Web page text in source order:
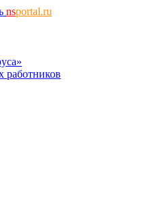
nsportal.ru
работников